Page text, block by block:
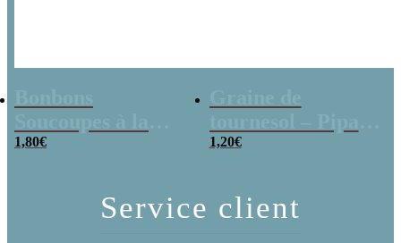
poudre (x20)
1,80€
x 3
1,20€
Service client